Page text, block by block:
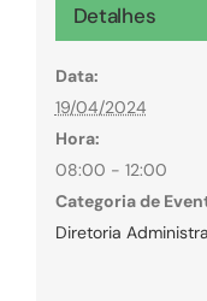
Detalhes
Data:
19/04/2024
Hora:
08:00 - 12:00
Categoria de
Diretoria